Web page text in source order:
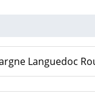
Languedoc